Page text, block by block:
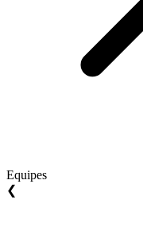
Equipes
❮